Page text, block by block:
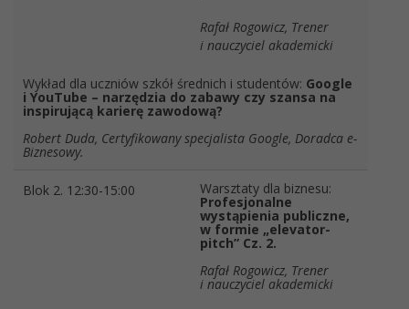
Rafał Rogowicz, Trener
i nauczyciel akademicki
Wykład dla uczniów szkół średnich i studentów: Google
i YouTube – narzędzia do zabawy czy szansa na
inspirującą karierę zawodową?
Robert Duda, Certyfikowany specjalista Google, Doradca e-
Biznesowy.
Blok 2. 12:30-15:00 Warsztaty dla biznesu:
Profesjonalne
wystąpienia publiczne,
w formie „elevator-
pitch” Cz. 2.
Rafał Rogowicz, Trener
i nauczyciel akademicki